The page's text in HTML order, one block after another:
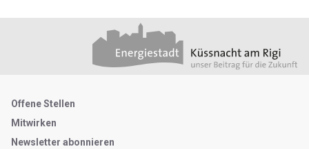
Metanavigation
Offene Stellen
Mitwirken
Newsletter abonnieren